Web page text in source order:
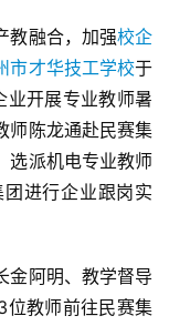
教融合，加强校企
市才华技工学校于
业开展专业教师暑
师陈龙通赴民赛集
选派机电专业教师
进行企业跟岗实
金阿明、教学督导
位教师前往民赛集